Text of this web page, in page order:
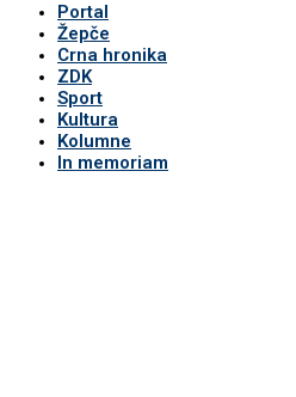
Portal
Žepče
Crna hronika
ZDK
Sport
Kultura
Kolumne
In memoriam